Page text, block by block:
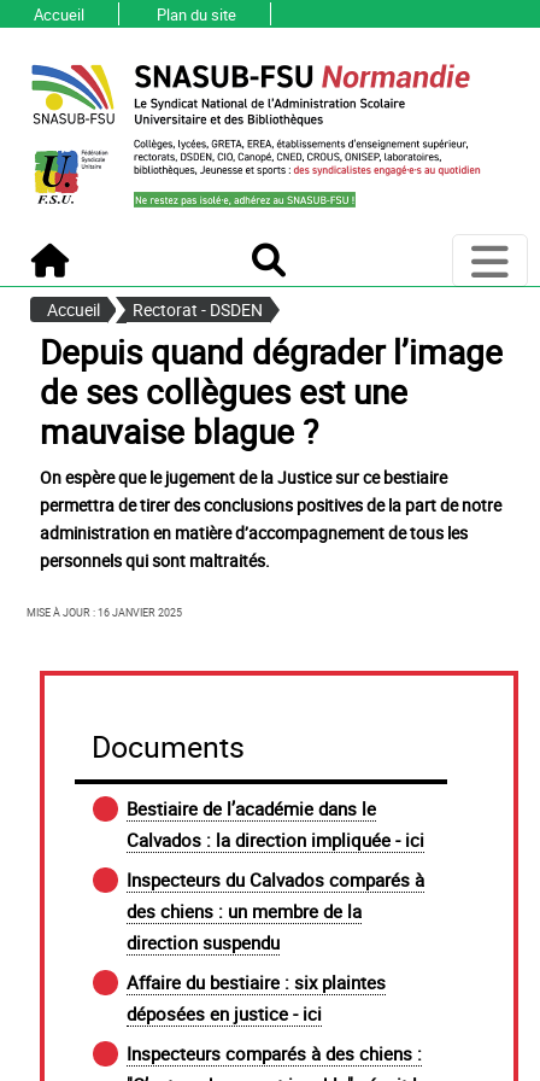
Accueil Plan du site
Accueil Recherche
Accueil Rectorat - DSDEN
Depuis quand dégrader l’image
de ses collègues est une
mauvaise blague ?
On espère que le jugement de la Justice sur ce bestiaire
permettra de tirer des conclusions positives de la part de notre
administration en matière d’accompagnement de tous les
personnels qui sont maltraités.
Mise à jour : 16 janvier 2025
Documents
Bestiaire de l’académie dans le
Calvados : la direction impliquée - ici
Inspecteurs du Calvados comparés à
des chiens : un membre de la
direction suspendu
Affaire du bestiaire : six plaintes
déposées en justice - ici
Inspecteurs comparés à des chiens :